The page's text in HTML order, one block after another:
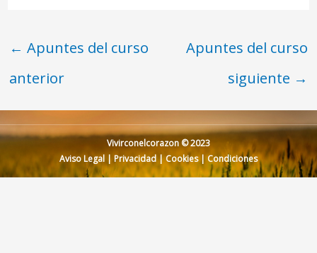
← Apuntes del curso
anterior
Apuntes del curso
siguiente →
Vivirconelcorazon © 2023
Aviso Legal | Privacidad|Cookies| Condiciones